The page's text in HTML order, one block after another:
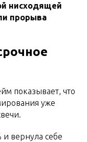
нисходящей
прорыва
показывает, что
уже
и вернула себе